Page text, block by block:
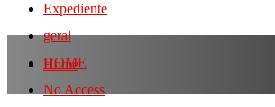
Expediente
geral
HOME
No Access
Home